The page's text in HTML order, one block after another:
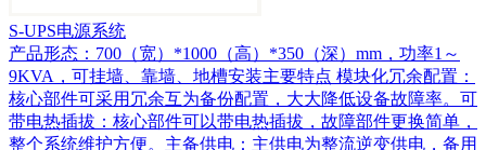
S-UPS电源系统
产品形态：700（宽）*1000（高）*350（深）mm，功率1～
9KVA，可挂墙、靠墙、地槽安装主要特点 模块化冗余配置：
核心部件可采用冗余互为备份配置，大大降低设备故障率。可
带电热插拔：核心部件可以带电热插拔，故障部件更换简单，
整个系统维护方便。主备供电：主供电为整流逆变供电，备用